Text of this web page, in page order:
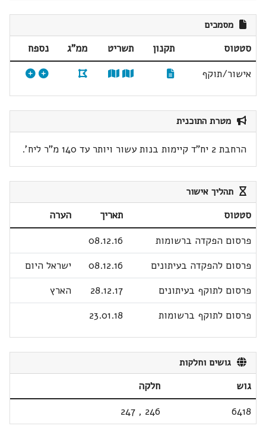
מסמכים
סטטוס תקנון תשריט ממ"ג
נספח
אישור/תוקף
מטרת התוכנית
הרחבת 2 יח"ד קיימות בנות עשור ויותר עד 140 מ"ר ליח'.
תהליך אישור
סטטוס תאריך
הערה
פרסום הפקדה ברשומות
08.12.16
פרסום להפקדה בעיתונים
08.12.16
ישראל היום
פרסום לתוקף בעיתונים
28.12.17
הארץ
פרסום לתוקף ברשומות
23.01.18
גושים וחלקות
גוש
חלקה
6418
246
,
247